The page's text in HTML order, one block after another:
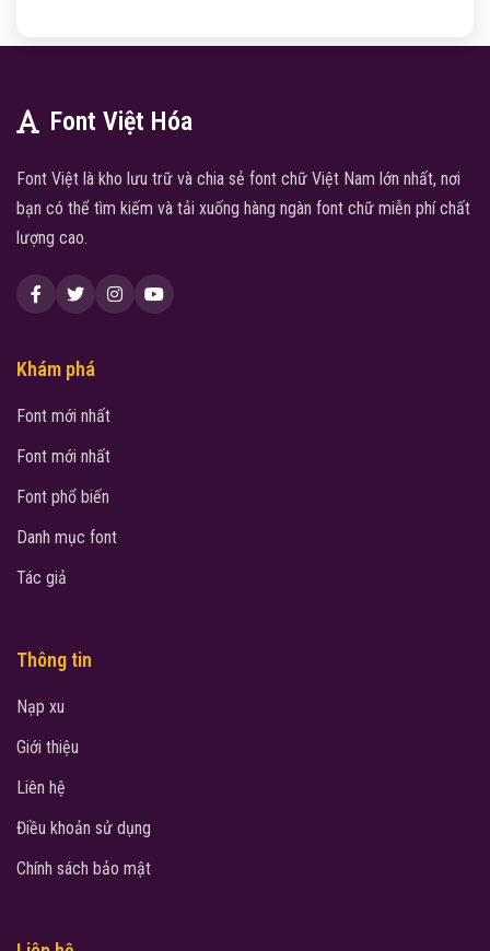
Font Việt Hóa
Font Việt là kho lưu trữ và chia sẻ font chữ Việt Nam lớn nhất, nơi
bạn có thể tìm kiếm và tải xuống hàng ngàn font chữ miễn phí chất
lượng cao.
Khám phá
Font mới nhất
Font mới nhất
Font phổ biến
Danh mục font
Tác giả
Thông tin
Nạp xu
Giới thiệu
Liên hệ
Điều khoản sử dụng
Chính sách bảo mật